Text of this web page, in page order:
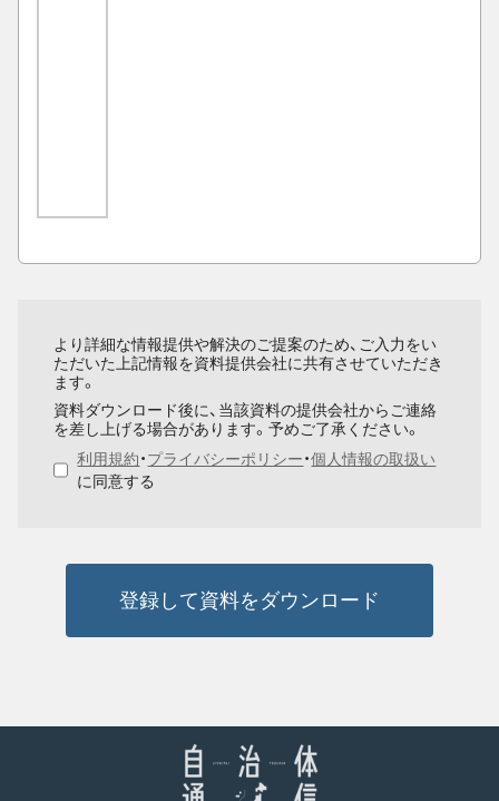
より詳細な情報提供や解決のご提案のため、ご入力をい
ただいた上記情報を資料提供会社に共有させていただき
ます。
資料ダウンロード後に、当該資料の提供会社からご連絡
を差し上げる場合があります。予めご了承ください。
利用規約・プライバシーポリシー・個人情報の取扱い
に同意する
登録して資料をダウンロード